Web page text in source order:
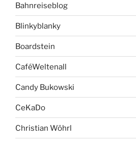
Bahnreiseblog
Blinkyblanky
Boardstein
CaféWeltenall
Candy Bukowski
CeKaDo
Christian Wöhrl